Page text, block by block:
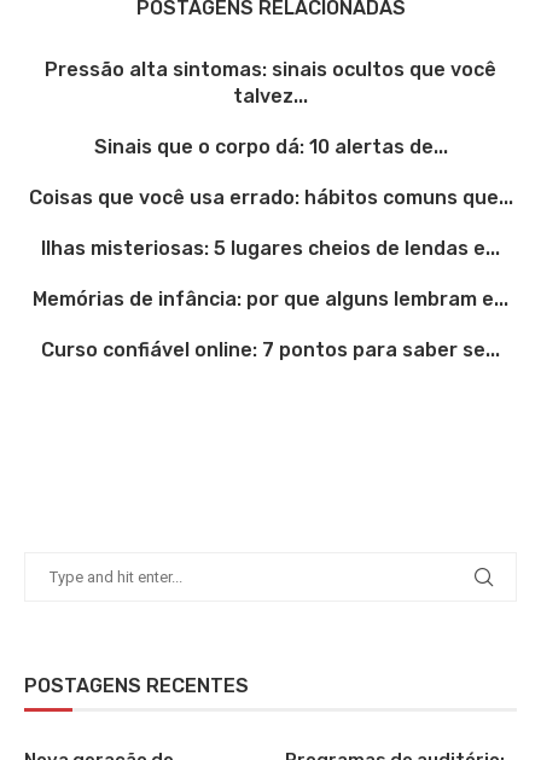
POSTAGENS RELACIONADAS
Pressão alta sintomas: sinais ocultos que você
talvez...
Sinais que o corpo dá: 10 alertas de...
Coisas que você usa errado: hábitos comuns que...
Ilhas misteriosas: 5 lugares cheios de lendas e...
Memórias de infância: por que alguns lembram e...
Curso confiável online: 7 pontos para saber se...
POSTAGENS RECENTES